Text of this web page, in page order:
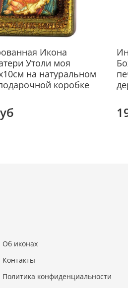
Икона
Утоли моя
на натуральном
коробке
Об иконах
Контакты
Политика конфиденциальности